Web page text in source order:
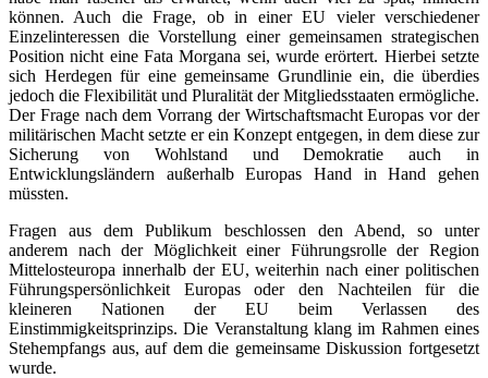
können. Auch die Frage, ob in einer EU vieler verschiedener
Einzelinteressen die Vorstellung einer gemeinsamen strategischen
Position nicht eine Fata Morgana sei, wurde erörtert. Hierbei setzte
sich Herdegen für eine gemeinsame Grundlinie ein, die überdies
jedoch die Flexibilität und Pluralität der Mitgliedsstaaten ermögliche.
Der Frage nach dem Vorrang der Wirtschaftsmacht Europas vor der
militärischen Macht setzte er ein Konzept entgegen, in dem diese zur
Sicherung von Wohlstand und Demokratie auch in
Entwicklungsländern außerhalb Europas Hand in Hand gehen
müssten.
Fragen aus dem Publikum beschlossen den Abend, so unter
anderem nach der Möglichkeit einer Führungsrolle der Region
Mittelosteuropa innerhalb der EU, weiterhin nach einer politischen
Führungspersönlichkeit Europas oder den Nachteilen für die
kleineren Nationen der EU beim Verlassen des
Einstimmigkeitsprinzips. Die Veranstaltung klang im Rahmen eines
Stehempfangs aus, auf dem die gemeinsame Diskussion fortgesetzt
wurde.